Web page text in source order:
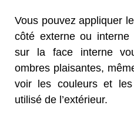
Vous pouvez appliquer
côté externe ou interne
sur la face interne
ombres plaisantes,
voir les couleurs et
utilisé de l’extérieur.